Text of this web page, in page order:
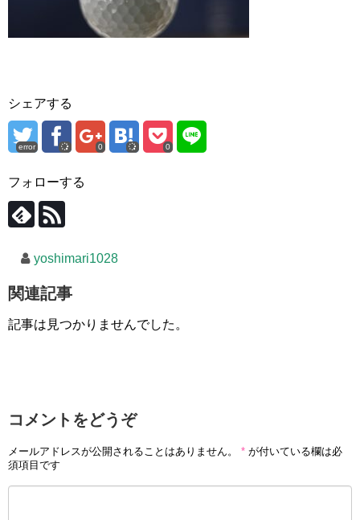
シェアする
error 0 0
フォローする
yoshimari1028
関連記事
記事は見つかりませんでした。
コメントをどうぞ
メールアドレスが公開されることはありません。 * が付いている欄は必
須項目です